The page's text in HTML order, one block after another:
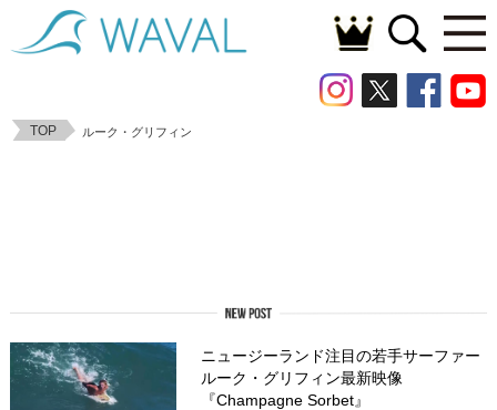
TOP ルーク・グリフィン
ニュージーランド注目の若手サーファー
ルーク・グリフィン最新映像
『Champagne Sorbet』